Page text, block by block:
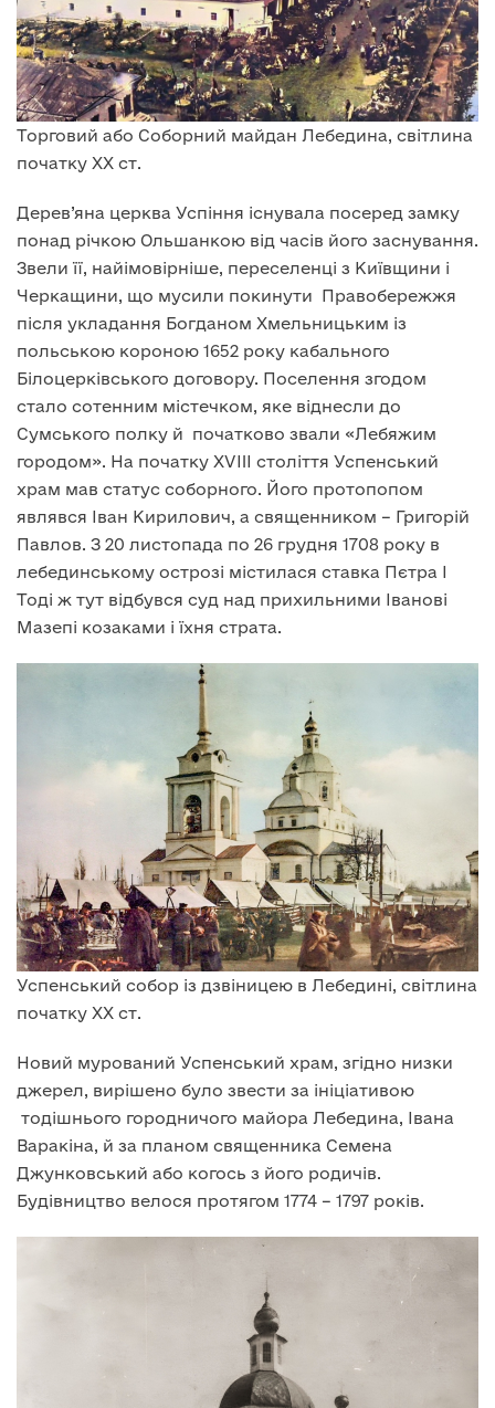
Торговий або Соборний майдан Лебедина, світлина
початку XX ст.
Дерев’яна церква Успіння існувала посеред замку
понад річкою Ольшанкою від часів його заснування.
Звели її, найімовірніше, переселенці з Київщини і
Черкащини, що мусили покинути Правобережжя
після укладання Богданом Хмельницьким із
польською короною 1652 року кабального
Білоцерківського договору. Поселення згодом
стало сотенним містечком, яке віднесли до
Сумського полку й початково звали «Лебяжим
городом». На початку XVIII століття Успенський
храм мав статус соборного. Його протопопом
являвся Іван Кирилович, а священником – Григорій
Павлов. З 20 листопада по 26 грудня 1708 року в
лебединському острозі містилася ставка Пєтра І
Тоді ж тут відбувся суд над прихильними Іванові
Мазепі козаками і їхня страта.
Успенський собор із дзвіницею в Лебедині, світлина
початку XX ст.
Новий мурований Успенський храм, згідно низки
джерел, вирішено було звести за ініціативою
тодішнього городничого майора Лебедина, Івана
Варакіна, й за планом священника Семена
Джунковський або когось з його родичів.
Будівництво велося протягом 1774 – 1797 років.